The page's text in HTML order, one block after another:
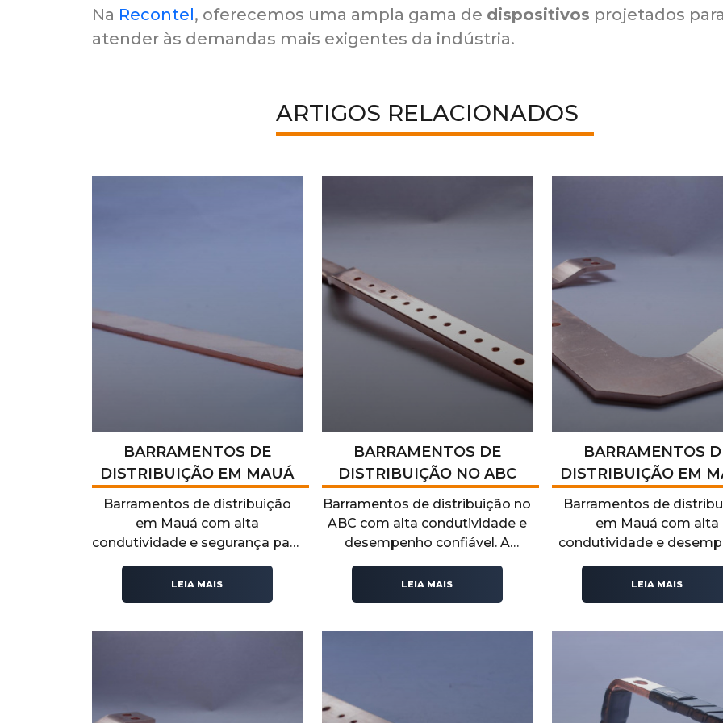
Na Recontel , oferecemos uma ampla gama de dispositivos projetados
atender às demandas mais exigentes da indústria.
ARTIGOS RELACIONADOS
BARRAMENTOS DE
DISTRIBUIÇÃO EM MAUÁ
Barramentos de distribuição
em Mauá com alta
condutividade e segurança para
sistemas elétricos industriais. A
Recontel oferece soluções de
barramentos de distribuição
LEIA MAIS
BARRAMENTOS DE
DISTRIBUIÇÃO NO ABC
Barramentos de distribuição no
ABC com alta condutividade e
desempenho confiável. A
Recontel fornece soluções
técnicas para sistemas elétricos
industriais, garantindo
LEIA MAIS
BARRAMENTOS
DISTRIBUIÇÃO EM
Barramentos de
em Mauá com alta
condutividade e
confiável. A Recontel
soluções técnicas
sistemas elétricos
LEIA MAIS